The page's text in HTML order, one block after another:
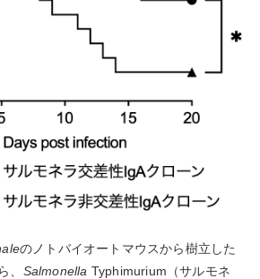
のノトバイオートマウスから樹立した
、 Salmonella Typhimurium（サルモネ